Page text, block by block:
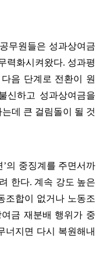
무원들은 성과상여금
력화시켜왔다. 성과평
음 단계로 전환이 원
신하고 성과상여금을
데 큰 걸림돌이 될 것
’의 중징계를 주면서까
한다. 계속 강도 높은
조합이 없거나 노동조
금 재분배 행위가 중
너지면 다시 복원해내